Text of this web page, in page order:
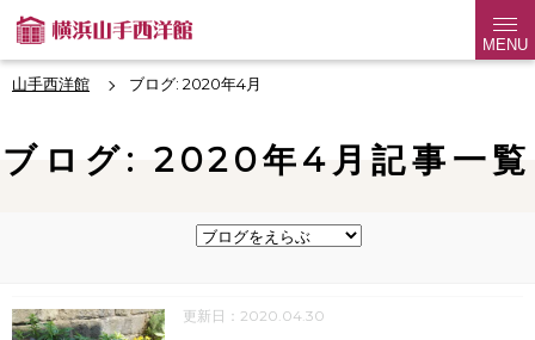
MENU
山手西洋館 ブログ: 2020年4月
ブログ: 2020年4月記事一覧
更新日：2020.04.30